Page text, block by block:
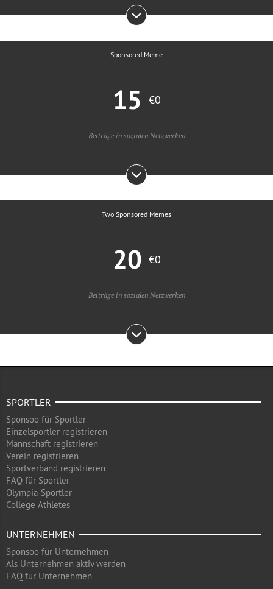
Sponsored Meme
15 €0
Beiträge in sozialen Netzwerken
Two Sponsored Memes
20 €0
Beiträge in sozialen Netzwerken
SPORTLER
Sponsoo für Sportler
Einzelsportler registrieren
Mannschaft registrieren
Verein registrieren
Sportverband registrieren
FAQ für Sportler
Olympia-Sportler
College Athletes
UNTERNEHMEN
Sponsoo für Unternehmen
Als Unternehmen aktiv werden
FAQ für Unternehmen